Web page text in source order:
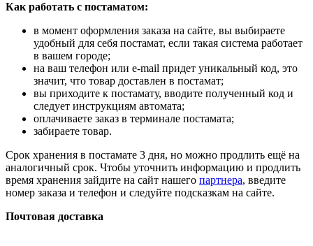
Как работать с постаматом:
в момент оформления заказа на сайте, вы выбираете
удобный для себя постамат, если такая система работает
в вашем городе;
на ваш телефон или e-mail придет уникальный код, это
значит, что товар доставлен в постамат;
вы приходите к постамату, вводите полученный код и
следует инструкциям автомата;
оплачиваете заказ в терминале постамата;
забираете товар.
Срок хранения в постамате 3 дня, но можно продлить ещё на
аналогичный срок. Чтобы уточнить информацию и продлить
время хранения зайдите на сайт нашего партнера, введите
номер заказа и телефон и следуйте подсказкам на сайте.
Почтовая доставка